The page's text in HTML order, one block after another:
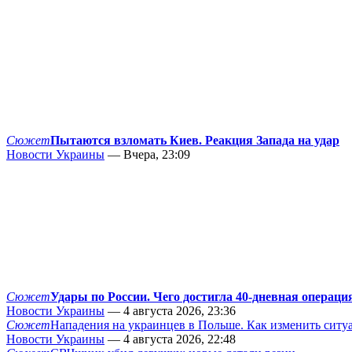
СюжетПытаются взломать Киев. Реакция Запада на удар
Новости Украины — Вчера, 23:09
СюжетУдары по России. Чего достигла 40-дневная
Новости Украины — 4 августа 2026, 23:36
СюжетНападения на украинцев в Польше. Как изменить
Новости Украины — 4 августа 2026, 22:48